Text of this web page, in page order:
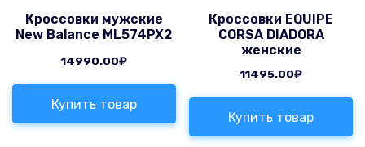
Кроссовки мужские
New Balance ML574PX2
14990.00₽
Купить товар
Кроссовки EQUIPE
CORSA DIADORA
женские
11495.00₽
Купить товар